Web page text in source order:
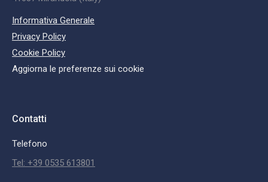
Informativa Generale
Privacy Policy
Cookie Policy
Aggiorna le preferenze sui cookie
Contatti
Telefono
Tel: +39 0535 613801